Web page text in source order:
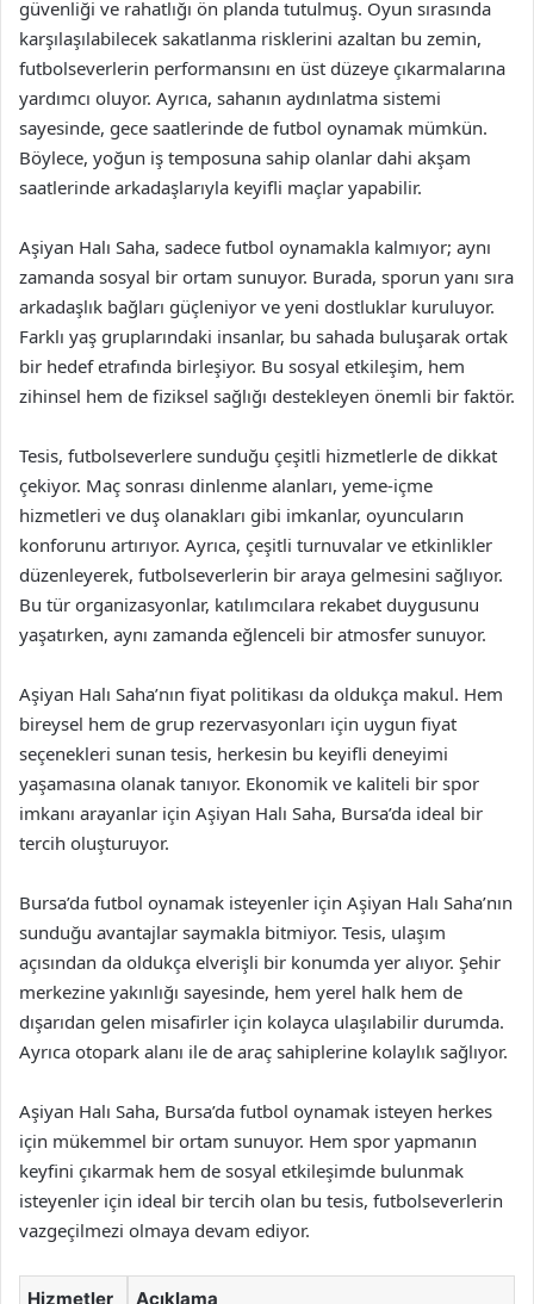
güvenliği ve rahatlığı ön planda tutulmuş. Oyun sırasında
karşılaşılabilecek sakatlanma risklerini azaltan bu zemin,
futbolseverlerin performansını en üst düzeye çıkarmalarına
yardımcı oluyor. Ayrıca, sahanın aydınlatma sistemi
sayesinde, gece saatlerinde de futbol oynamak mümkün.
Böylece, yoğun iş temposuna sahip olanlar dahi akşam
saatlerinde arkadaşlarıyla keyifli maçlar yapabilir.
Aşiyan Halı Saha, sadece futbol oynamakla kalmıyor; aynı
zamanda sosyal bir ortam sunuyor. Burada, sporun yanı sıra
arkadaşlık bağları güçleniyor ve yeni dostluklar kuruluyor.
Farklı yaş gruplarındaki insanlar, bu sahada buluşarak ortak
bir hedef etrafında birleşiyor. Bu sosyal etkileşim, hem
zihinsel hem de fiziksel sağlığı destekleyen önemli bir faktör.
Tesis, futbolseverlere sunduğu çeşitli hizmetlerle de dikkat
çekiyor. Maç sonrası dinlenme alanları, yeme-içme
hizmetleri ve duş olanakları gibi imkanlar, oyuncuların
konforunu artırıyor. Ayrıca, çeşitli turnuvalar ve etkinlikler
düzenleyerek, futbolseverlerin bir araya gelmesini sağlıyor.
Bu tür organizasyonlar, katılımcılara rekabet duygusunu
yaşatırken, aynı zamanda eğlenceli bir atmosfer sunuyor.
Aşiyan Halı Saha’nın fiyat politikası da oldukça makul. Hem
bireysel hem de grup rezervasyonları için uygun fiyat
seçenekleri sunan tesis, herkesin bu keyifli deneyimi
yaşamasına olanak tanıyor. Ekonomik ve kaliteli bir spor
imkanı arayanlar için Aşiyan Halı Saha, Bursa’da ideal bir
tercih oluşturuyor.
Bursa’da futbol oynamak isteyenler için Aşiyan Halı Saha’nın
sunduğu avantajlar saymakla bitmiyor. Tesis, ulaşım
açısından da oldukça elverişli bir konumda yer alıyor. Şehir
merkezine yakınlığı sayesinde, hem yerel halk hem de
dışarıdan gelen misafirler için kolayca ulaşılabilir durumda.
Ayrıca otopark alanı ile de araç sahiplerine kolaylık sağlıyor.
Aşiyan Halı Saha, Bursa’da futbol oynamak isteyen herkes
için mükemmel bir ortam sunuyor. Hem spor yapmanın
keyfini çıkarmak hem de sosyal etkileşimde bulunmak
isteyenler için ideal bir tercih olan bu tesis, futbolseverlerin
vazgeçilmezi olmaya devam ediyor.
Hizmetler Açıklama